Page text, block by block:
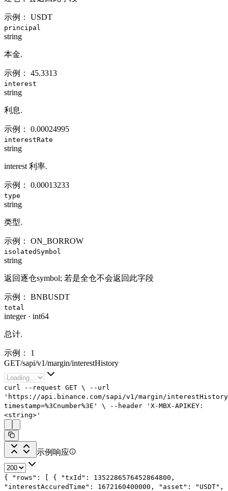
示例： USDT
principal
string
本金.
示例： 45.3313
interest
string
利息.
示例： 0.00024995
interestRate
string
interest 利率.
示例： 0.00013233
type
string
类型.
示例： ON_BORROW
isolatedSymbol
string
返回逐仓symbol; 若是全仓不会返回此字段
示例： BNBUSDT
total
integer· int64
总计.
示例：
1
GET/sapi/v1/margin/interestHistory
curl --request GET \
--url
'https://api.binance.com/sapi/v1/margin/
timestamp=%3Cnumber%3E'
\ --header 'X-MBX-APIKEY:
<string>'
示例响应
{ "rows" : [ { "txId" : 1352286576452864800 ,
"interestAccuredTime" : 1672160400000 , "asset" : "USDT" ,